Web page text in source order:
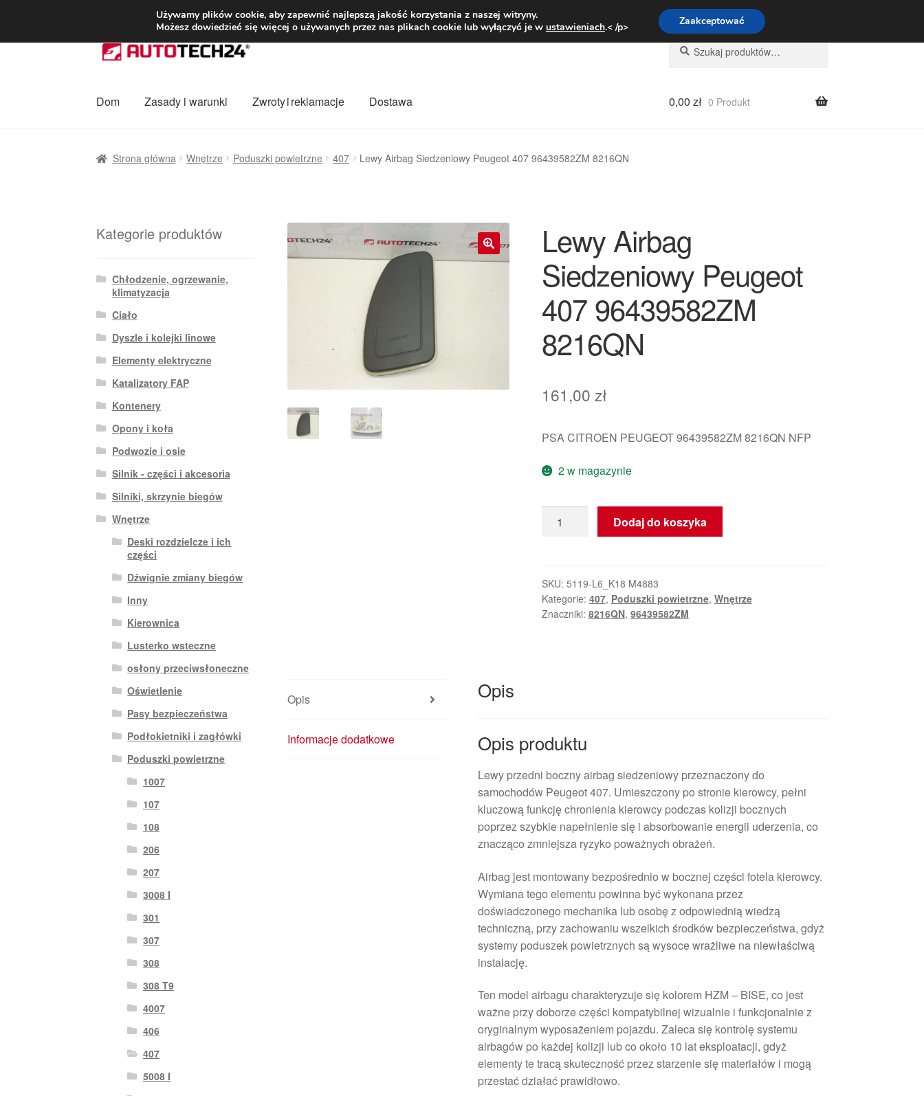
DOSTAWA od 31 zł Pn.-pt. 9:00-16:00800 003 167
Przejdź
do
Przejdź
do
Szukaj:
Szukaj
Dom Zasady i warunki Zwroty i reklamacje Dostawa 0,00 zł 0 Produkt
Strona główna Wnętrze Poduszki powietrzne 407 Lewy Airbag Siedzeniowy Peugeot 407 96439582ZM 8216QN
🔍
Lewy Airbag
Siedzeniowy Peugeot
407 96439582ZM
8216QN
161,00 zł
PSA CITROEN PEUGEOT 96439582ZM 8216QN NFP
2 w magazynie
Lewy
Peugeot
407
96439582ZM
Dodaj do koszyka
SKU: 5119-L6_K18 M4883
Kategorie: 407, Poduszki powietrzne, Wnętrze
Znaczniki: 8216QN, 96439582ZM
Opis
Informacje dodatkowe
Opis
Opis produktu
Lewy przedni boczny airbag siedzeniowy przeznaczony do
samochodów Peugeot 407. Umieszczony po stronie kierowcy, pełni
kluczową funkcję chronienia kierowcy podczas kolizji bocznych
poprzez szybkie napełnienie się i absorbowanie energii uderzenia, co
znacząco zmniejsza ryzyko poważnych obrażeń.
Airbag jest montowany bezpośrednio w bocznej części fotela kierowcy.
Wymiana tego elementu powinna być wykonana przez
doświadczonego mechanika lub osobę z odpowiednią wiedzą
techniczną, przy zachowaniu wszelkich środków bezpieczeństwa, gdyż
systemy poduszek powietrznych są wysoce wrażliwe na niewłaściwą
instalację.
Ten model airbagu charakteryzuje się kolorem HZM – BISE, co jest
ważne przy doborze części kompatybilnej wizualnie i funkcjonalnie z
oryginalnym wyposażeniem pojazdu. Zaleca się kontrolę systemu
airbagów po każdej kolizji lub co około 10 lat eksploatacji, gdyż
elementy te tracą skuteczność przez starzenie się materiałów i mogą
przestać działać prawidłowo.
Kategorie produktów
Chłodzenie, ogrzewanie,
klimatyzacja
Ciało
Dyszle i kolejki linowe
Elementy elektryczne
Katalizatory FAP
Kontenery
Opony i koła
Podwozie i osie
Silnik - części i akcesoria
Silniki, skrzynie biegów
Wnętrze
Deski rozdzielcze i ich
części
Dźwignie zmiany biegów
Inny
Kierownica
Lusterko wsteczne
osłony przeciwsłoneczne
Oświetlenie
Pasy bezpieczeństwa
Podłokietniki i zagłówki
Poduszki powietrzne
1007
107
108
206
207
3008 I
301
307
308
308 T9
4007
406
407
5008 I
Używamy plików cookie, aby zapewnić najlepszą jakość korzystania z naszej witryny.
Możesz dowiedzieć się więcej o używanych przez nas plikach cookie lub wyłączyć je w ustawieniach.< /p> Zaakceptować